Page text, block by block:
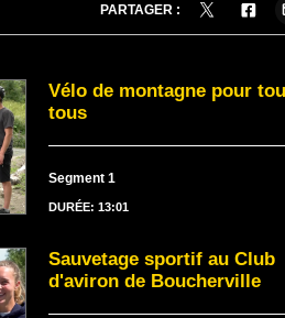
PARTAGER :
Vélo de montagne pour
tous
Segment 1
DURÉE: 13:01
Sauvetage sportif au Club
d'aviron de Boucherville